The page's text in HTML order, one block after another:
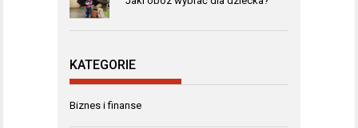
KATEGORIE
Biznes i finanse